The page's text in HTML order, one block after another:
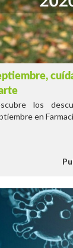
los
en